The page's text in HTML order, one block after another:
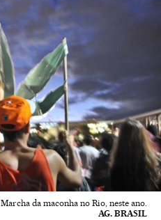
Marcha da maconha no Rio, neste ano.
AG. BRASIL